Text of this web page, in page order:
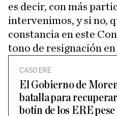
es decir, con más
intervenimos, y si no,
constancia en este
tono de resignación
CASO ERE
El Gobierno de
batalla para
botín de los ERE pese